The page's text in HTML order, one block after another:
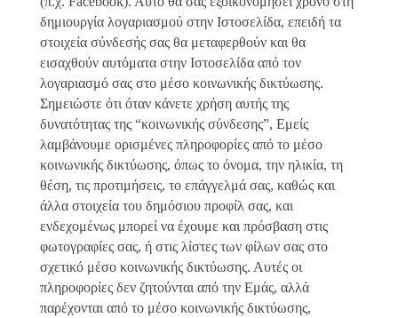
δημιουργία λογαριασμού στην Ιστοσελίδα, επειδή τα
στοιχεία σύνδεσής σας θα μεταφερθούν και θα
εισαχθούν αυτόματα στην Ιστοσελίδα από τον
λογαριασμό σας στο μέσο κοινωνικής δικτύωσης.
Σημειώστε ότι όταν κάνετε χρήση αυτής της
δυνατότητας της “κοινωνικής σύνδεσης”, Εμείς
λαμβάνουμε ορισμένες πληροφορίες από το μέσο
κοινωνικής δικτύωσης, όπως το όνομα, την ηλικία, τη
θέση, τις προτιμήσεις, το επάγγελμά σας, καθώς και
άλλα στοιχεία του δημόσιου προφίλ σας, και
ενδεχομένως μπορεί να έχουμε και πρόσβαση στις
φωτογραφίες σας, ή στις λίστες των φίλων σας στο
σχετικό μέσο κοινωνικής δικτύωσης. Αυτές οι
πληροφορίες δεν ζητούνται από την Εμάς, αλλά
παρέχονται από το μέσο κοινωνικής δικτύωσης,